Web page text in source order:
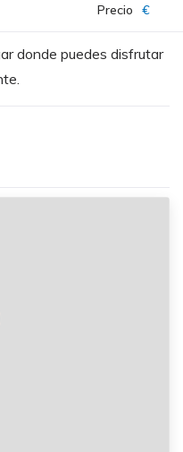
Precio €
donde puedes disfrutar